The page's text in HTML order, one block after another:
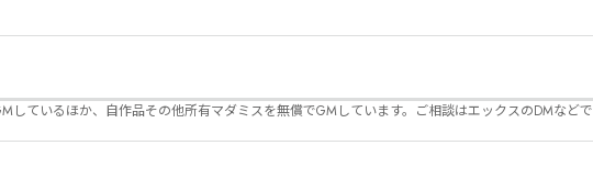
ているほか、自作品その他所有マダミスを無償でGMしています。ご相談はエックスのDMなどで